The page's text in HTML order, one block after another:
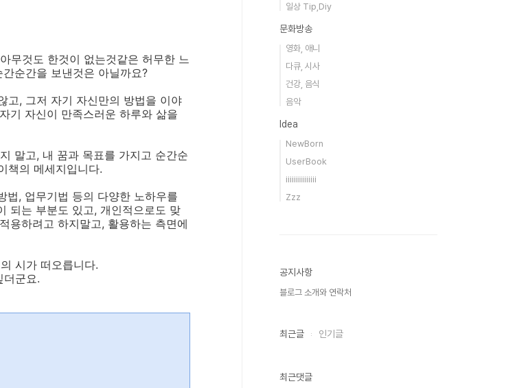
무것도 한것이 없는것같은 허무한 느
순간을 보낸것은 아닐까요?
고, 그저 자기 자신만의 방법을 이야
기 자신이 만족스러운 하루와 삶을
말고, 내 꿈과 목표를 가지고 순간순
책의 메세지입니다.
법, 업무기법 등의 다양한 노하우를
되는 부분도 있고, 개인적으로도 맞
용하려고 하지말고, 활용하는 측면에
시가 떠오릅니다.
군요.
일상 Tip,Diy
문화방송
영화, 애니
다큐, 시사
건강, 음식
음악
Idea
NewBorn
UserBook
iiiiiiiiiiiiiii
Zzz
공지사항
블로그 소개와 연락처
최근글 인기글
최근댓글